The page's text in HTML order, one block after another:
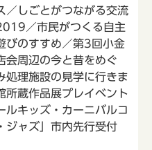
しごとがつながる交流
／市民がつくる自主
びのすすめ／第3回小金
周辺の今と昔をめぐ
処理施設の見学に行きま
所蔵作品展プレイベント
キッズ・カーニバルコ
ジャズ」市内先行受付